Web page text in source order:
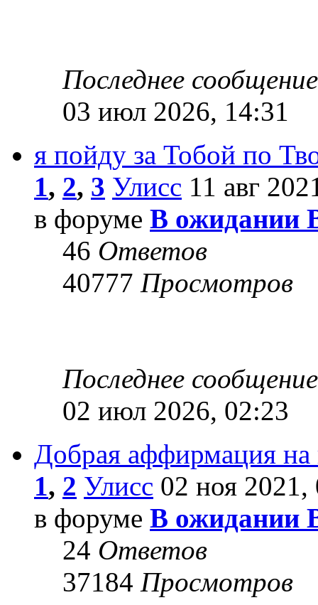
Последнее
03 июл 2026, 14:31
я пойду за Тобой по
1, 2, 3 Улисс 11 авг
в форуме В ожидании
46 Ответов
40777 Просмотров
Последнее
02 июл 2026, 02:23
Добрая аффирмация
1, 2 Улисс 02 ноя 2021,
в форуме В ожидании
24 Ответов
37184 Просмотров